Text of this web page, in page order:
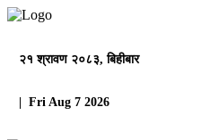
२१ श्रावण २०८३, बिहीबार
| Fri Aug 7 2026